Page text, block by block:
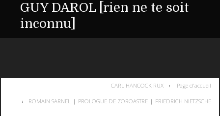
GUY DAROL [rien ne te soit
inconnu]
CARL HANCOCK RUX Page d'accueil
ROMAIN SARNEL ❘ PROLOGUE DE ZOROASTRE ❘ FRIEDRICH NIETZSCHE